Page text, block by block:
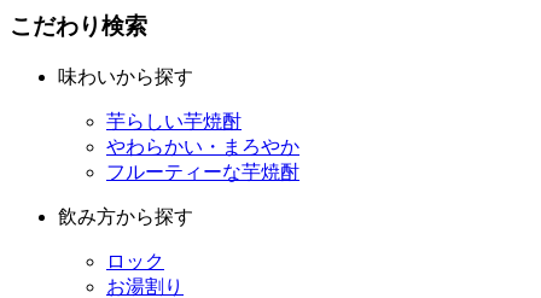
こだわり検索
味わいから探す
芋らしい芋焼酎
やわらかい・まろやか
フルーティーな芋焼酎
飲み方から探す
ロック
お湯割り